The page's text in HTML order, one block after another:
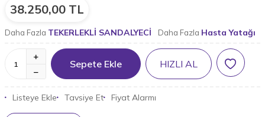
38.250,00 TL
Daha Fazla TEKERLEKLİ SANDALYECİ Daha Fazla Hasta Yatağı
Sepete Ekle HIZLI AL
Listeye Ekle Tavsiye Et Fiyat Alarmı